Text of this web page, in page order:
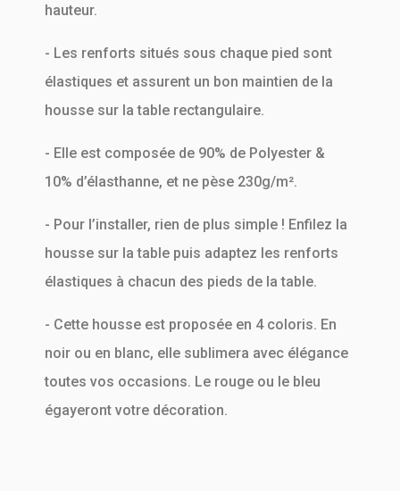
hauteur.
- Les renforts situés sous chaque pied sont
élastiques et assurent un bon maintien de la
housse sur la table rectangulaire.
- Elle est composée de 90% de Polyester &
10% d’élasthanne, et ne pèse 230g/m².
- Pour l’installer, rien de plus simple ! Enfilez la
housse sur la table puis adaptez les renforts
élastiques à chacun des pieds de la table.
- Cette housse est proposée en 4 coloris. En
noir ou en blanc, elle sublimera avec élégance
toutes vos occasions. Le rouge ou le bleu
égayeront votre décoration.